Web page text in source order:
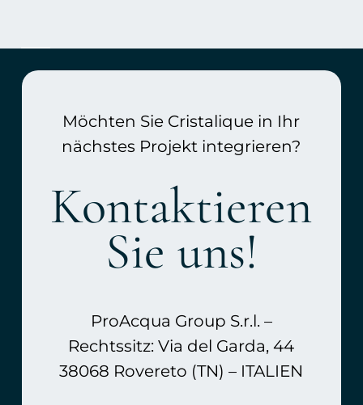
Möchten Sie Cristalique in Ihr
nächstes Projekt integrieren?
Kontaktieren
Sie uns!
ProAcqua Group S.r.l. –
Rechtssitz: Via del Garda, 44
38068 Rovereto (TN) – ITALIEN